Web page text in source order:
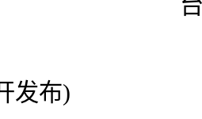
发布)